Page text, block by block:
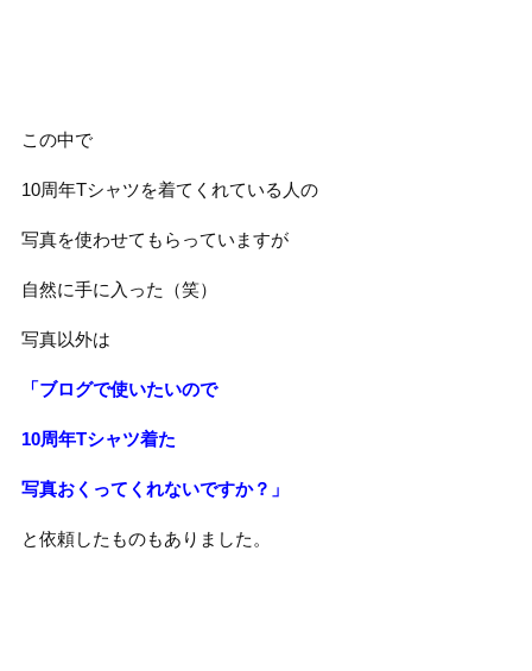
この中で
10周年Tシャツを着てくれている人の
写真を使わせてもらっていますが
自然に手に入った（笑）
写真以外は
「ブログで使いたいので
10周年Tシャツ着た
写真おくってくれないですか？」
と依頼したものもありました。